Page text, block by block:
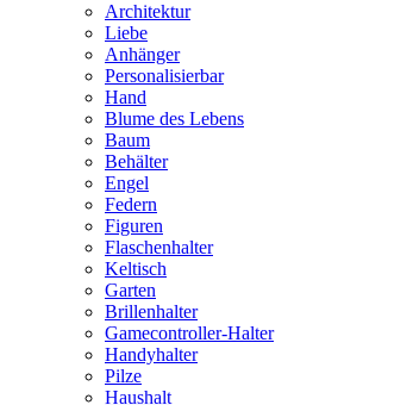
Architektur
Liebe
Anhänger
Personalisierbar
Hand
Blume des Lebens
Baum
Behälter
Engel
Federn
Figuren
Flaschenhalter
Keltisch
Garten
Brillenhalter
Gamecontroller-Halter
Handyhalter
Pilze
Haushalt